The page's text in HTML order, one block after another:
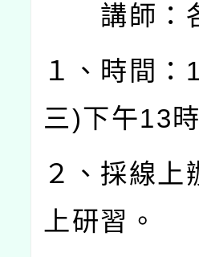
講師：
１、時間：
三)下午13
２、採線上
上研習。